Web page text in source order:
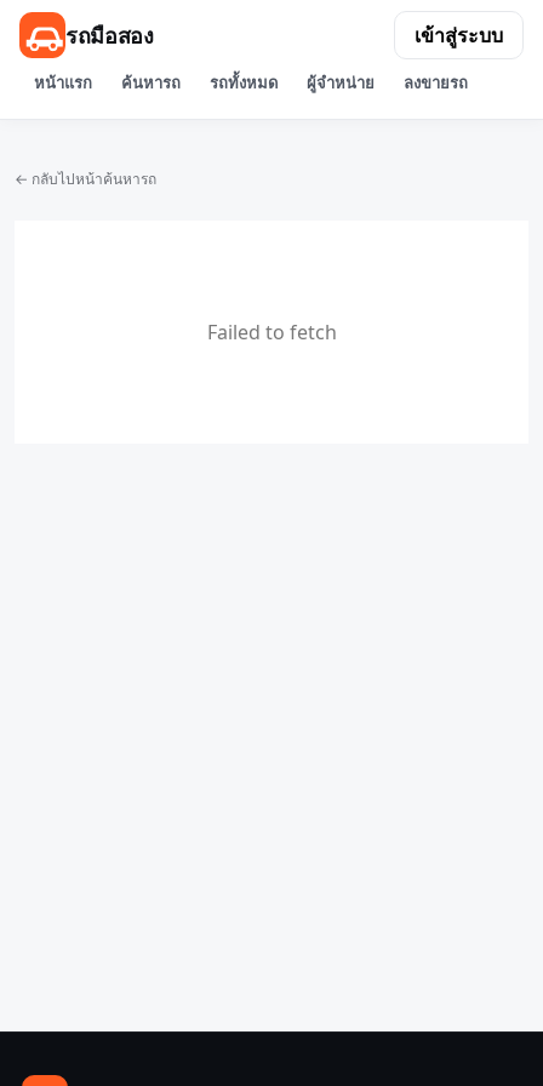
รถมือสอง
หน้าแรก ค้นหารถ รถทั้งหมด ผู้จำหน่าย ลงขายรถ
เข้าสู่ระบบ
← กลับไปหน้าค้นหารถ
Failed to fetch